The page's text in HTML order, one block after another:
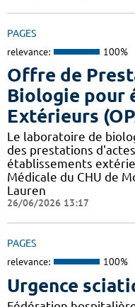
PAGES
relevance: 100%
Offre de
Biologie pour
Extérieurs
Le laboratoire de
des prestations
établissements
Médicale du CHU de
Lauren
26/06/2026 13:17
PAGES
relevance: 100%
Urgence